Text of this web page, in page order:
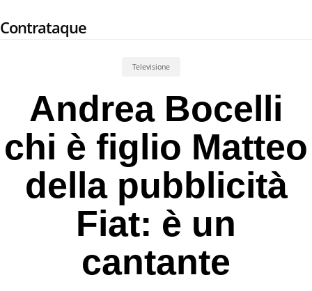
to
Contrataque
Televisione
Andrea Bocelli
chi è figlio Matteo
della pubblicità
Fiat: è un
cantante